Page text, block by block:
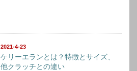
2021-4-23
ケリーエランとは？特徴とサイズ、
他クラッチとの違い